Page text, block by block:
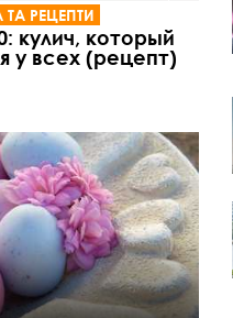
ТА РЕЦЕПТИ
кулич, который
у всех (рецепт)